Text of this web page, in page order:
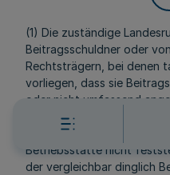
(1) Die zuständige
Beitragsschuldner oder
Rechtsträgern, bei denen
vorliegen, dass sie
oder nicht umfassend
die in § 8 Abs. 4
zuständige
Betriebsstätte nicht
der vergleichbar dinglich